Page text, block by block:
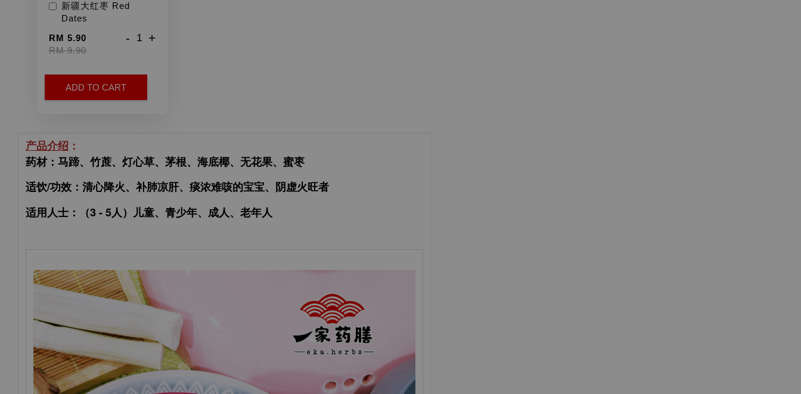
新疆大红枣 Red
Dates
RM 5.90
RM 9.90
- +
ADD TO CART
产品介绍 ：
药材：马蹄、竹蔗、灯心草、茅根、海底椰、无花果、蜜枣
适饮/功效：清心降火、补肺凉肝、痰浓难咳的宝宝、阴虚火旺者
适用人士：（3 - 5人） 儿童、青少年、成人、老年人